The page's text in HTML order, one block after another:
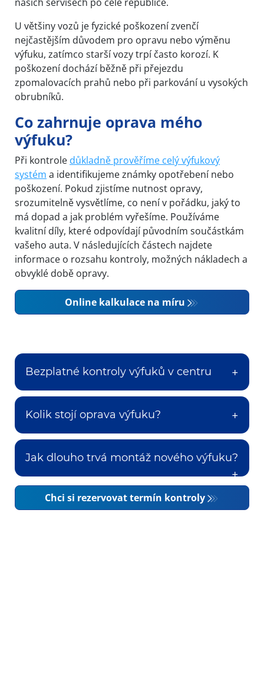
U většiny vozů je fyzické poškození zvenčí
nejčastějším důvodem pro opravu nebo výměnu
výfuku, zatímco starší vozy trpí často korozí. K
poškození dochází běžně při přejezdu
zpomalovacích prahů nebo při parkování u vysokých
obrubníků.
Co zahrnuje oprava mého
výfuku?
Při kontrole důkladně prověříme celý výfukový
systém a identifikujeme známky opotřebení nebo
poškození. Pokud zjistíme nutnost opravy,
srozumitelně vysvětlíme, co není v pořádku, jaký to
má dopad a jak problém vyřešíme. Používáme
kvalitní díly, které odpovídají původním součástkám
vašeho auta. V následujících částech najdete
informace o rozsahu kontroly, možných nákladech a
obvyklé době opravy.
Online kalkulace na míru
Bezplatné kontroly výfuků v centru
Kolik stojí oprava výfuku?
Jak dlouho trvá montáž nového výfuku?
Chci si rezervovat termín kontroly